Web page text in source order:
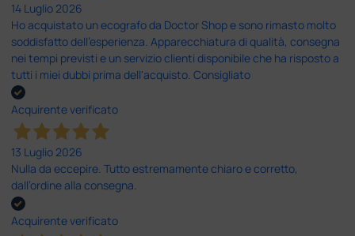
14 Luglio 2026
Ho acquistato un ecografo da Doctor Shop e sono rimasto molto
soddisfatto dell'esperienza. Apparecchiatura di qualità, consegna
nei tempi previsti e un servizio clienti disponibile che ha risposto a
tutti i miei dubbi prima dell'acquisto. Consigliato
Acquirente verificato
13 Luglio 2026
Nulla da eccepire. Tutto estremamente chiaro e corretto,
dall’ordine alla consegna.
Acquirente verificato